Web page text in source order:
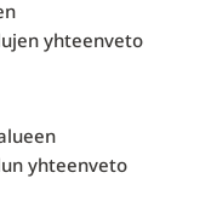
yhteenveto
yhteenveto